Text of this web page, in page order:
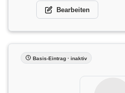
Bearbeiten
Basis-Eintrag · inaktiv